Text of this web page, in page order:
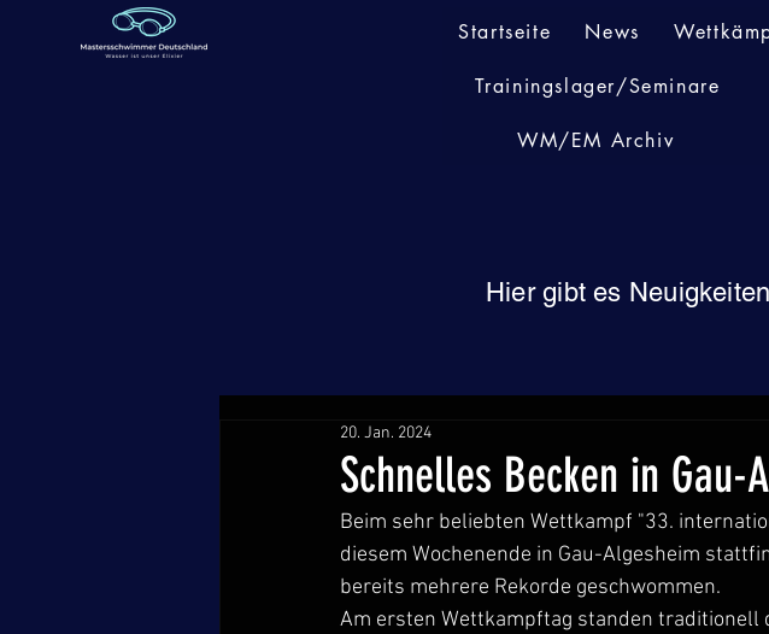
Startseite News
Trainingslager/Seminare
WM/EM Archiv
Hier gibt es
Schnelles Becken in Gau-
20. Jan. 2024
Beim sehr beliebten Wettkampf "33.
diesem Wochenende in Gau-Algesheim
bereits mehrere Rekorde geschwommen.
Am ersten Wettkampftag standen traditionell